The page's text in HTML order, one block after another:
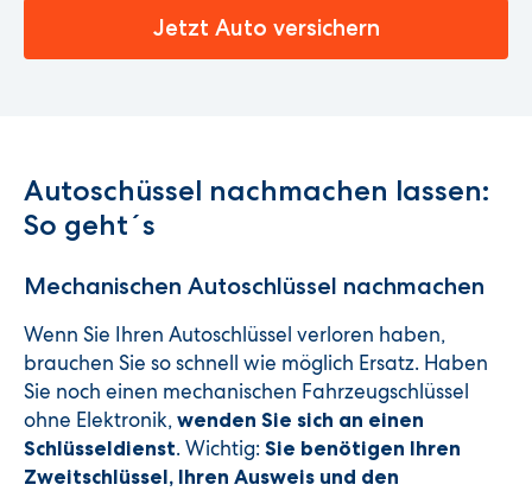
Jetzt Auto versichern
Autoschüssel nachmachen lassen:
So geht´s
Mechanischen Autoschlüssel nachmachen
Wenn Sie Ihren Autoschlüssel verloren haben,
brauchen Sie so schnell wie möglich Ersatz. Haben
Sie noch einen mechanischen Fahrzeugschlüssel
ohne Elektronik, wenden Sie sich an einen
Schlüsseldienst. Wichtig: Sie benötigen Ihren
Zweitschlüssel, Ihren Ausweis und den